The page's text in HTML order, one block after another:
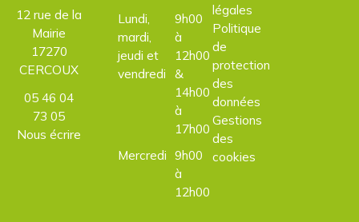
12 rue de la
Mairie
17270
CERCOUX
05 46 04
73 05
Nous écrire
Lundi,
mardi,
jeudi et
vendredi
9h00
à
12h00
&
14h00
à
17h00
Mercredi 9h00
à
12h00
légales
Politique
de
protection
des
données
Gestions
des
cookies